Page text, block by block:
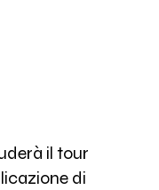
il tour
di